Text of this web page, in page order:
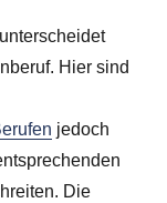
unterscheidet
Hier sind
jedoch
Die